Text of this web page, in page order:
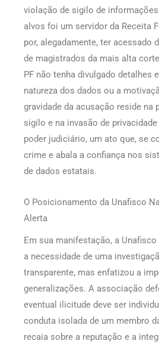
violação de sigilo de
alvos foi um servidor da Receita
por, alegadamente, ter acessado
de magistrados da mais alta
PF não tenha divulgado detalhes
natureza dos dados ou a
gravidade da acusação reside na
sigilo e na invasão de
poder judiciário, um ato que, se
crime e abala a confiança nos
de dados estatais.
O Posicionamento da Unafisco
Alerta
Em sua manifestação, a
a necessidade de uma
transparente, mas enfatizou a
generalizações. A associação
eventual ilicitude deve ser
conduta isolada de um membro
recaia sobre a reputação e a